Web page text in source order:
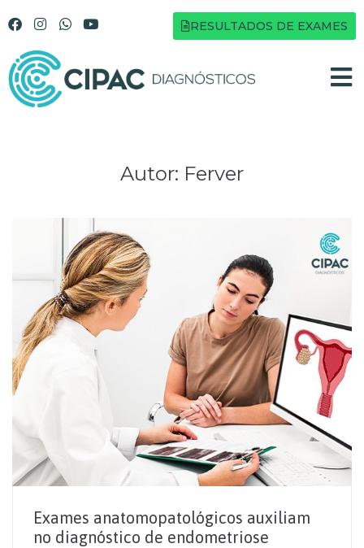
RESULTADOS DE EXAMES
Autor: Ferver
Exames anatomopatológicos auxiliam
no diagnóstico de endometriose